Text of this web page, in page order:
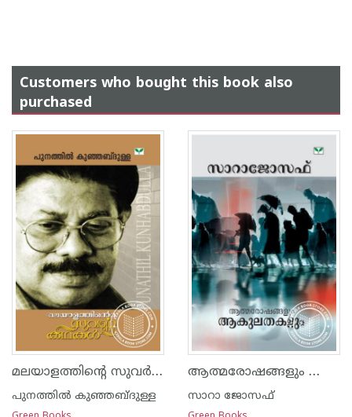
Customers who bought this book also
purchased
മലയാളത്തിന്റെ സുവര്‍ണ്ണ കഥകള്‍ - കുഞ്ഞബ്ദുള്ള
പുനത്തില്‍ കുഞ്ഞബ്ദുള്ള
ആത്മരോഷങ്ങളും ആകുലതകളും
സാറാ ജോസഫ്